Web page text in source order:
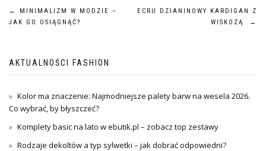
Nawigacja
←
MINIMALIZM W MODZIE –
JAK GO OSIĄGNĄĆ?
ECRU DZIANINOWY KARDIGAN Z
WISKOZĄ
→
AKTUALNOŚCI FASHION
Kolor ma znaczenie: Najmodniejsze palety barw na wesela 2026.
Co wybrać, by błyszczeć?
Komplety basic na lato w ebutik.pl – zobacz top zestawy
Rodzaje dekoltów a typ sylwetki – jak dobrać odpowiedni?